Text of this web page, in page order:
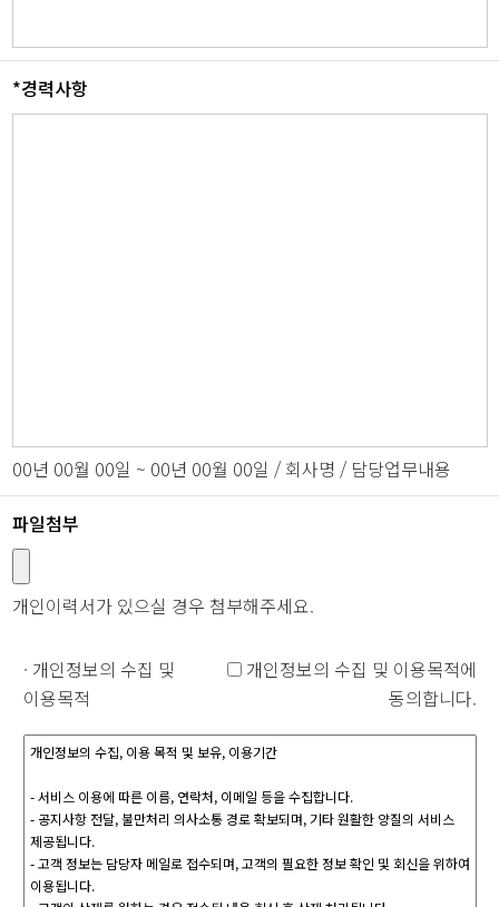
*경력사항
00년 00월 00일 ~ 00년 00월 00일 / 회사명 / 담당업무내용
파일첨부
개인이력서가 있으실 경우 첨부해주세요.
· 개인정보의 수집 및
이용목적
개인정보의 수집 및 이용목적에
동의합니다.